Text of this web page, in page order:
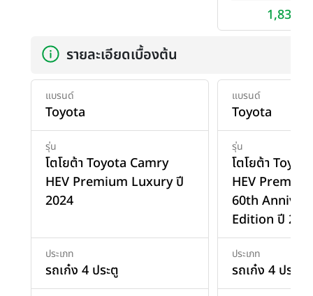
รายละเอียดเบื้องต้น
แบรนด์
Toyota
รุ่น
โตโยต้า Toyota Camry
HEV Premium Luxury ปี
2024
ประเภท
รถเก๋ง 4 ประตู
แบรนด์
Toyota
รุ่น
โตโยต้า
HEV
60th
Edition ปี
ประเภท
รถเก๋ง 4 ประตู